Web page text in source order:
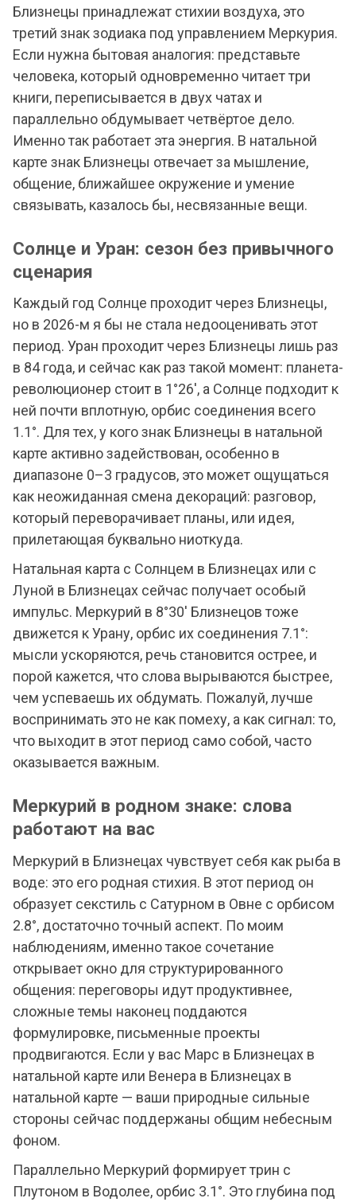
Близнецы принадлежат стихии воздуха, это
третий знак зодиака под управлением Меркурия.
Если нужна бытовая аналогия: представьте
человека, который одновременно читает три
книги, переписывается в двух чатах и
параллельно обдумывает четвёртое дело.
Именно так работает эта энергия. В натальной
карте знак Близнецы отвечает за мышление,
общение, ближайшее окружение и умение
связывать, казалось бы, несвязанные вещи.
Солнце и Уран: сезон без привычного
сценария
Каждый год Солнце проходит через Близнецы,
но в 2026-м я бы не стала недооценивать этот
период. Уран проходит через Близнецы лишь раз
в 84 года, и сейчас как раз такой момент: планета-
революционер стоит в 1°26', а Солнце подходит к
ней почти вплотную, орбис соединения всего
1.1°. Для тех, у кого знак Близнецы в натальной
карте активно задействован, особенно в
диапазоне 0–3 градусов, это может ощущаться
как неожиданная смена декораций: разговор,
который переворачивает планы, или идея,
прилетающая буквально ниоткуда.
Натальная карта с Солнцем в Близнецах или с
Луной в Близнецах сейчас получает особый
импульс. Меркурий в 8°30' Близнецов тоже
движется к Урану, орбис их соединения 7.1°:
мысли ускоряются, речь становится острее, и
порой кажется, что слова вырываются быстрее,
чем успеваешь их обдумать. Пожалуй, лучше
воспринимать это не как помеху, а как сигнал: то,
что выходит в этот период само собой, часто
оказывается важным.
Меркурий в родном знаке: слова
работают на вас
Меркурий в Близнецах чувствует себя как рыба в
воде: это его родная стихия. В этот период он
образует секстиль с Сатурном в Овне с орбисом
2.8°, достаточно точный аспект. По моим
наблюдениям, именно такое сочетание
открывает окно для структурированного
общения: переговоры идут продуктивнее,
сложные темы наконец поддаются
формулировке, письменные проекты
продвигаются. Если у вас Марс в Близнецах в
натальной карте или Венера в Близнецах в
натальной карте — ваши природные сильные
стороны сейчас поддержаны общим небесным
фоном.
Параллельно Меркурий формирует трин с
Плутоном в Водолее, орбис 3.1°. Это глубина под